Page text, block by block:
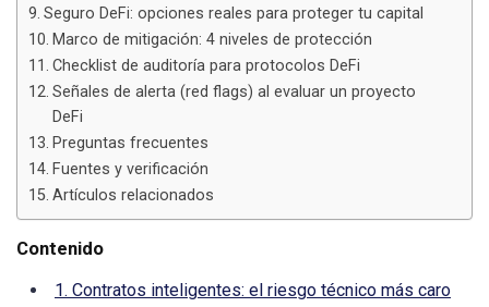
Seguro DeFi: opciones reales para proteger tu capital
Marco de mitigación: 4 niveles de protección
Checklist de auditoría para protocolos DeFi
Señales de alerta (red flags) al evaluar un proyecto
DeFi
Preguntas frecuentes
Fuentes y verificación
Artículos relacionados
Contenido
1. Contratos inteligentes: el riesgo técnico más caro